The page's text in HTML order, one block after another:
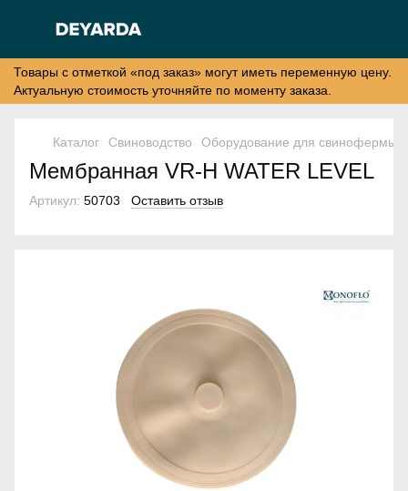
Товары с отметкой «под заказ» могут иметь переменную цену.
Актуальную стоимость уточняйте по моменту заказа.
Каталог Свиноводство Оборудование для свинофермы
Мембранная VR-H WATER LEVEL
Артикул: 50703 Оставить отзыв